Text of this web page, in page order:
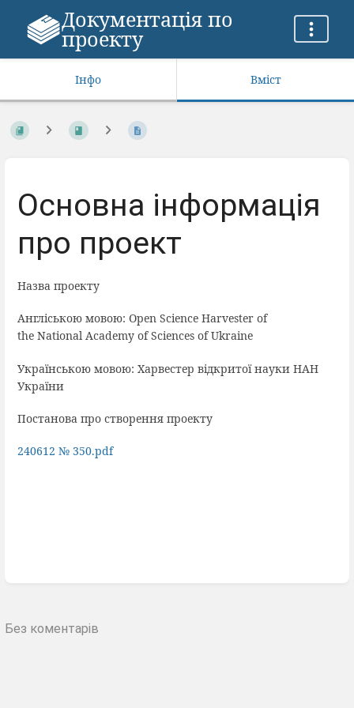
Документація по
проекту
Інфо Вміст
Основна інформація
про проект
Назва проекту
Англіською мовою: Open Science Harvester of
the National Academy ofSciences ofUkraine
Українською мовою: Харвестер відкритої науки НАН
України
Постанова про створення проекту
240612 № 350.pdf
Без коментарів